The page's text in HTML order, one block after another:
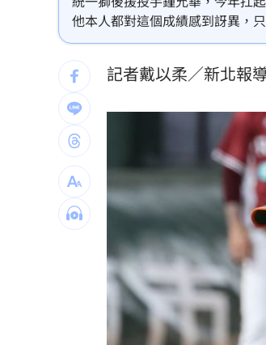
台股暴跌誰最能扛 高含
Q2獲利年增221% 愛普
宏福苑大火調查出爐！
定投10年翻逾5倍 這檔
新／四指齊揚！台指期
台灣彩券開獎直播中 20:31
LIVE三立+24小時直播
三立iNEWS新聞台線上
他本人都對這個成績感到訝異，
記者戴以柔／新北報